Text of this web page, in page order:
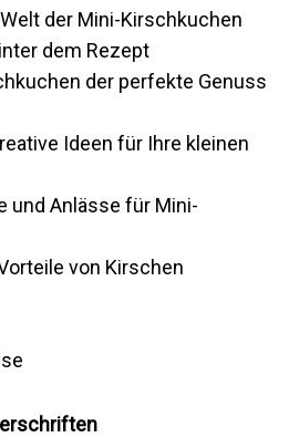
der Mini-Kirschkuchen
dem Rezept
der perfekte Genuss
Ideen für Ihre kleinen
und Anlässe für Mini-
von Kirschen